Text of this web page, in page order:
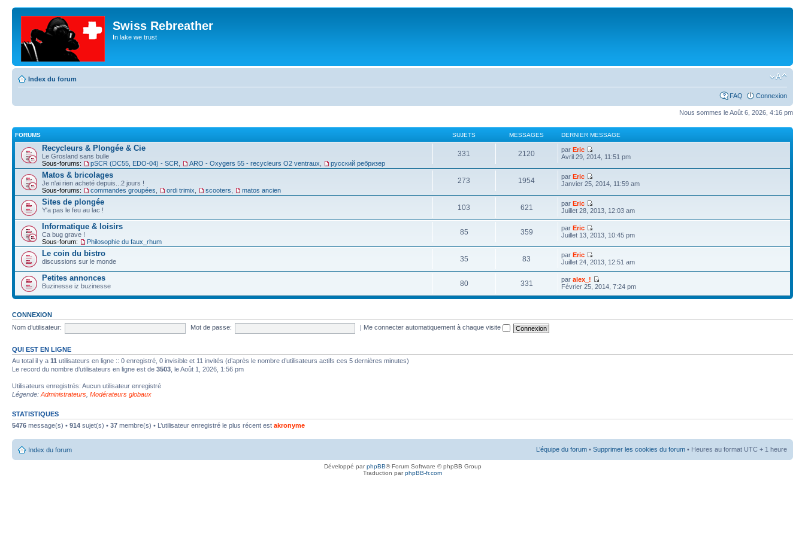
Swiss Rebreather
In lake we trust
Index du forum
FAQ Connexion
Nous sommes le Août 6, 2026, 4:16 pm
FORUMS SUJETS MESSAGES DERNIER MESSAGE
Recycleurs & Plongée & Cie
Le Grosland sans bulle
Sous-forums:
pSCR (DC55, EDO-04) - SCR ARO - Oxygers 55 - recycleurs O2 ventraux русский ребризер
331 2120 parEric
Avril 29, 2014, 11:51 pm
Matos & bricolages
Je n'ai rien acheté depuis...2 jours !
Sous-forums:
commandes groupées ordi trimix scooters matos ancien
273 1954 parEric
Janvier 25, 2014, 11:59 am
Sites de plongée
Y'a pas le feu au lac ! 103 621 parEric
Juillet 28, 2013, 12:03 am
Informatique & loisirs
Ca bug grave !
Sous-forum:
Philosophie du faux_rhum
85 359 parEric
Juillet 13, 2013, 10:45 pm
Le coin du bistro
discussions sur le monde 35 83 parEric
Juillet 24, 2013, 12:51 am
Petites annonces
Buzinesse iz buzinesse 80 331 paralex_!
Février 25, 2014, 7:24 pm
CONNEXION
Nom d’utilisateur:
Mot de passe: Me connecter automatiquement à chaque visite
QUI EST EN LIGNE
Au total il y a 11 utilisateurs en ligne :: 0 enregistré, 0 invisible et 11 invités (d’après le nombre d’utilisateurs actifs ces 5 dernières minutes)
Le record du nombre d’utilisateurs en ligne est de 3503 , le Août 1, 2026, 1:56 pm
Utilisateurs enregistrés: Aucun utilisateur enregistré
Légende: Administrateurs Modérateurs globaux
STATISTIQUES
5476 message(s) • 914 sujet(s) • 37 membre(s) • L’utilisateur enregistré le plus récent est akronyme
Index du forum L’équipe du forum • Supprimer les cookies du forum • Heures au format UTC + 1 heure
Développé parphpBB® Forum Software © phpBB Group
Traduction parphpBB-fr.com